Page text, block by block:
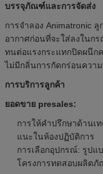
บรรจุภัณฑ์และการจัดส่ง
การจำลอง Animatronic
อากาศก่อนที่จะใส่ลงในก
ทนต่อแรงกระแทกปิดผนึก
ไม่มีกลิ่นการกัดกร่อนควา
การบริการลูกค้า
ยอดขาย presales:
การให้คำปรึกษาด้านเ
แนะในห้องปฏิบัติการ
การเลือกอุปกรณ์: รูปแ
โครงการทดสอบผลิต